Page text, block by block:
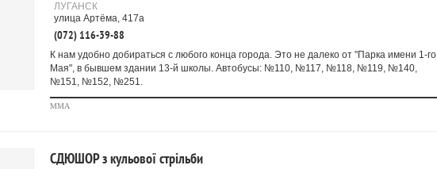
ЛУГАНСК
улица Артёма, 417а
(072) 116-39-88
К нам удобно добираться с любого конца города. Это не далеко от "Парка имени 1-го
Мая", в бывшем здании 13-й школы. Автобусы: №110, №117, №118, №119, №140,
№151, №152, №251.
MMA
СДЮШОР з кульової стрільби